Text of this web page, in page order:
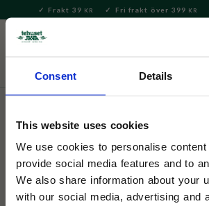
Consent Details
This website uses cookies
We use cookies to personalise
provide social media features and to
We also share information about your
with our social media, advertising and
Meny
Frakt 39 KR Fri frakt över 399 KR
Delikatesser Kakor & Konfektyr
Bagsvaerd Lakrits
Bagsvaerd Lakrits Grön
70g